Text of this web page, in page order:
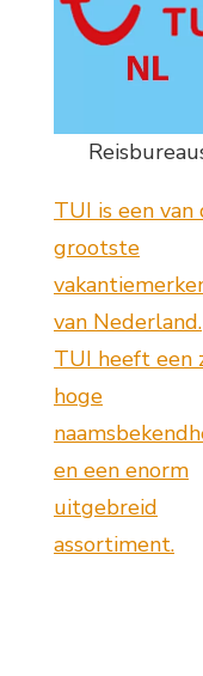
TUI is een van
grootste
van Nederland.
TUI heeft een
hoge
en een enorm
uitgebreid
assortiment.